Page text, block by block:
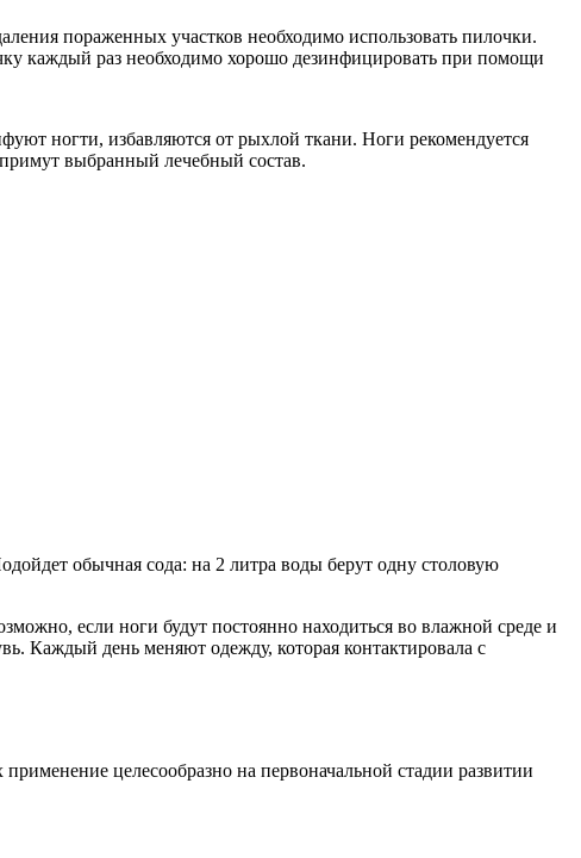
пораженных участков необходимо использовать пилочки.
каждый раз необходимо хорошо дезинфицировать при помощи
ногти, избавляются от рыхлой ткани. Ноги рекомендуется
выбранный лечебный состав.
обычная сода: на 2 литра воды берут одну столовую
если ноги будут постоянно находиться во влажной среде и
Каждый день меняют одежду, которая контактировала с
целесообразно на первоначальной стадии развитии